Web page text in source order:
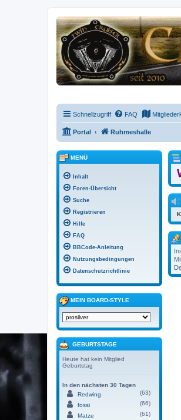
Schnellzugriff FAQ
Portal Ruhmeshalle
MENÜ
Inhalt
Foren-Übersicht
Suche
Registrieren
Hilfe
FAQ
BBCode-Anleitung
Nutzungsbedingungen
Datenschutzrichtlinie
MEIN BOARD-STYLE
GEBURTSTAGE
Heute hat kein Mitglied
Geburtstag
In den nächsten 30 Tagen
Redwing
(63)
fossi
(66)
Matze
(61)